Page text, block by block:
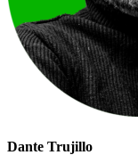
Dante Trujillo